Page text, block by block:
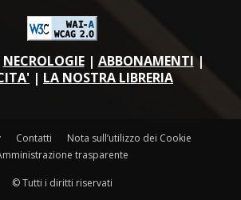
NECROLOGIE| ABBONAMENTI |
| LA NOSTRA LIBRERIA
Contatti
Nota sull’utilizzo dei Cookie
trasparente
© Tutti i diritti riservati